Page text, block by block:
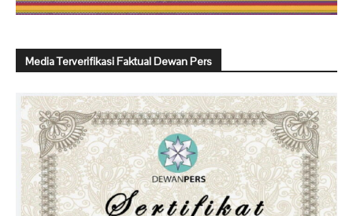
Media Terverifikasi Faktual Dewan Pers